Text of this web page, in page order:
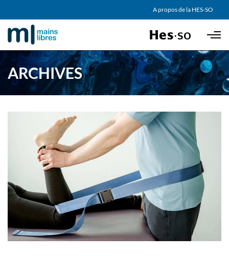
Skip to main content
A propos de la HES-SO
PARTENAIRES
ARCHIVES